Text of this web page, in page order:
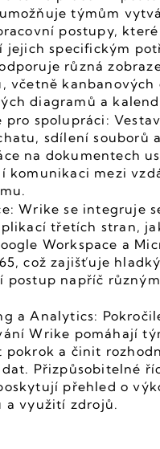
týmům
postupy, které
jejich specifickým
různá
včetně kanbanových
diagramů a
pro spolupráci:
sdílení souborů a
na dokumentech
komunikaci mezi
Wrike se integruje
třetích stran,
Workspace a
což zajišťuje hladký
postup napříč
a Analytics:
Wrike pomáhají
pokrok a činit
Přizpůsobitelné
přehled o
a využití zdrojů.